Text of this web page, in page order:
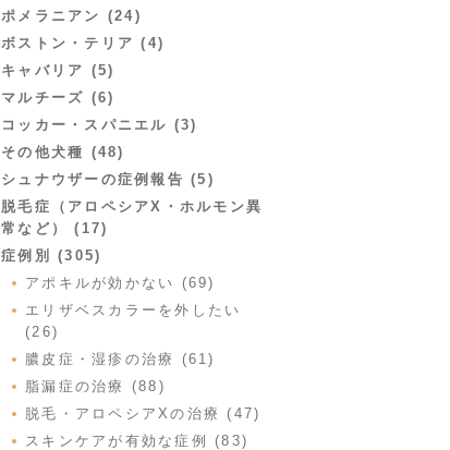
ポメラニアン (24)
ボストン・テリア (4)
キャバリア (5)
マルチーズ (6)
コッカー・スパニエル (3)
その他犬種 (48)
シュナウザーの症例報告 (5)
脱毛症（アロペシアX・ホルモン異
常など） (17)
症例別 (305)
アポキルが効かない (69)
エリザベスカラーを外したい
(26)
膿皮症・湿疹の治療 (61)
脂漏症の治療 (88)
脱毛・アロペシアXの治療 (47)
スキンケアが有効な症例 (83)